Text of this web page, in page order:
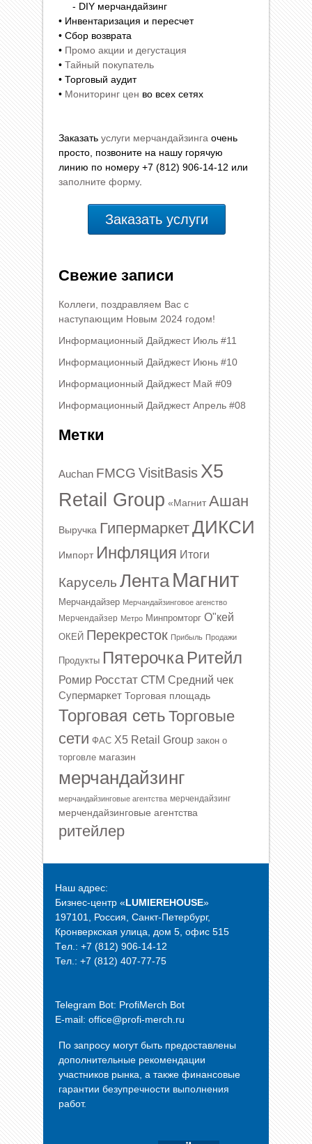
- DIY мерчандайзинг
• Инвентаризация и пересчет
• Сбор возврата
• Промо акции и дегустация
• Тайный покупатель
• Торговый аудит
• Мониторинг цен во всех сетях
Заказать услуги мерчандайзинга очень
просто, позвоните на нашу горячую
линию по номеру +7 (812) 906-14-12 или
заполните форму.
Заказать услуги
Свежие записи
Коллеги, поздравляем Вас с
наступающим Новым 2024 годом!
Информационный Дайджест Июль #11
Информационный Дайджест Июнь #10
Информационный Дайджест Май #09
Информационный Дайджест Апрель #08
Метки
Auchan FMCG VisitBasis X5
Retail Group «Магнит Ашан
Выручка ГипермаркетДИКСИ
Импорт Инфляция Итоги
Карусель Лента Магнит
Мерчандайзер Мерчандайзинговое агенство
Мерчендайзер Метро Минпромторг О"кей
ОКЕЙ Перекресток Прибыль Продажи
Продукты Пятерочка Ритейл
Ромир Росстат СТМ Средний чек
Супермаркет Торговая площадь
Торговая сеть Торговые
сети ФАС Х5 Retail Group закон о
торговле магазин
мерчандайзинг
мерчандайзинговые агентства мерчендайзинг
мерчендайзинговые агентства
ритейлер
Наш адрес:
Бизнес-центр «LUMIEREHOUSE»
197101, Россия, Санкт-Петербург,
Кронверкская улица, дом 5, офис 515
Tел.: +7 (812) 906-14-12
Тел.: +7 (812) 407-77-75
Telegram Bot: ProfiMerch Bot
E-mail: office@profi-merch.ru
По запросу могут быть предоставлены
дополнительные рекомендации
участников рынка, а также финансовые
гарантии безупречности выполнения
работ.